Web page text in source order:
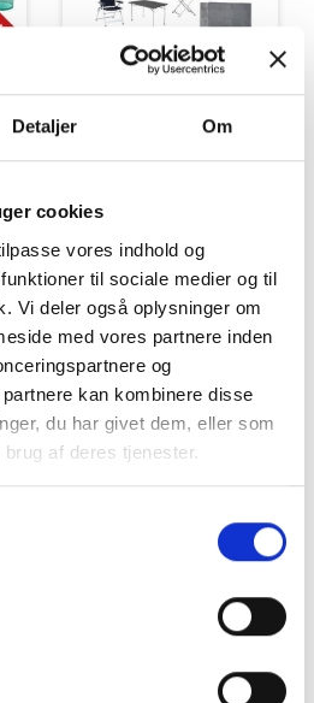
Detaljer Om
cookies
vores indhold og
til sociale medier og til
Vi deler også oplysninger om
med vores partnere inden
og
kan kombinere disse
du har givet dem, eller som
af deres tjenester.
Autocamper udstyr
Omnia
Indvendigt Udstyr